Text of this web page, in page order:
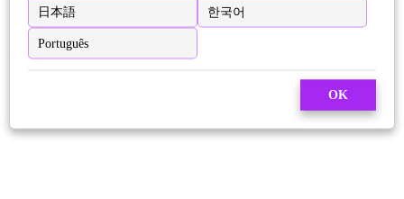
日本語 한국어
Português
OK